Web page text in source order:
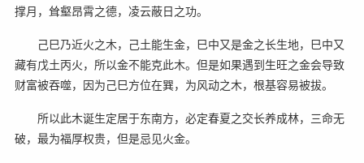
撑月，耸壑昂霄之德，凌云蔽日之功。
己巳乃近火之木，己土能生金，巳中又是金之长生地，巳中又
藏有戊土丙火，所以金不能克此木。但是如果遇到生旺之金会导致
财富被吞噬，因为己巳方位在巽，为风动之木，根基容易被拔。
所以此木诞生定居于东南方，必定春夏之交长养成林，三命无
破，最为福厚权贵，但是忌见火金。